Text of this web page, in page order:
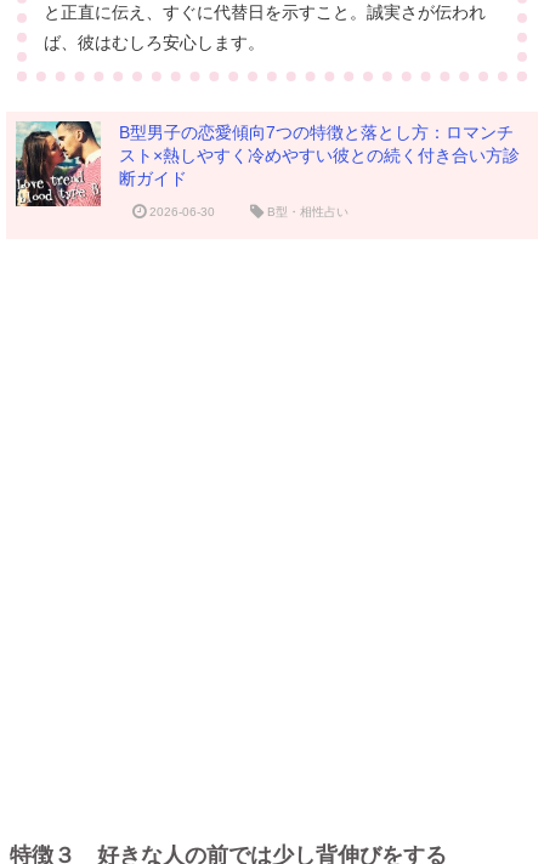
と正直に伝え、すぐに代替日を示すこと。誠実さが伝われ
ば、彼はむしろ安心します。
B型男子の恋愛傾向7つの特徴と落とし方：ロマンチ
スト×熱しやすく冷めやすい彼との続く付き合い方診
断ガイド
2026-06-30 B型・相性占い
特徴３ 好きな人の前では少し背伸びをする